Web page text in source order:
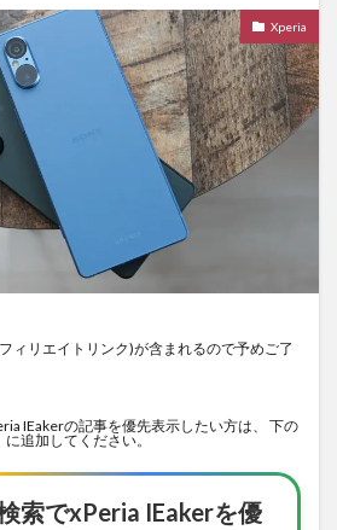
Xperia
ィリエイトリンク)が含まれるので予めご了
IEakerの記事を優先表示したい方は、 下の
追加してください。
索でxPeria IEakerを優